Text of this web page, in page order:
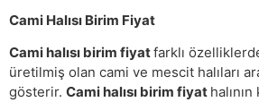
Cami Halısı Birim Fiyat
Cami halısı birim fiyatfarklı
üretilmiş olan cami ve mescit halıları
gösterir. Cami halısı birim fiyat